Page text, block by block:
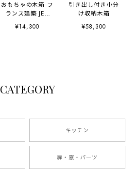
おもちゃの木箱 フ
ランス建築 JEU
DE
CONSTRUCTION
¥14,300
引き出し付き小分
け収納木箱
¥58,300
CATEGORY
キッチン
扉・窓・パーツ